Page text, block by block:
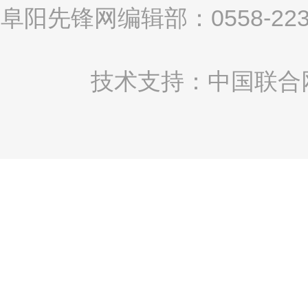
阜阳先锋网编辑部：0558-
技术支持：中国联